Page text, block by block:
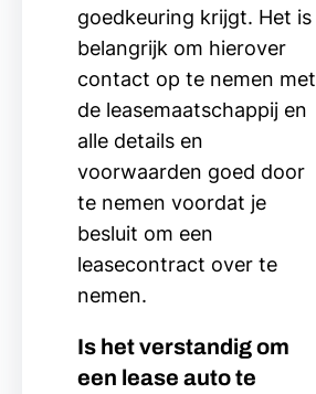
goedkeuring krijgt. Het is
belangrijk om hierover
contact op te nemen met
de leasemaatschappij en
alle details en
voorwaarden goed door
te nemen voordat je
besluit om een
leasecontract over te
nemen.
Is het verstandig om
een lease auto te